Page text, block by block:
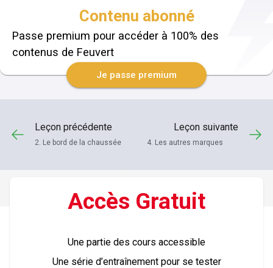
Contenu abonné
Passe premium pour accéder à 100% des
contenus de Feuvert
Je passe premium
Leçon précédente
2. Le bord de la chaussée
Leçon suivante
4. Les autres marques
Accès Gratuit
Une partie des cours accessible
Une série d’entraînement pour se tester